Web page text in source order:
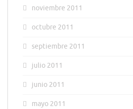
noviembre 2011
octubre 2011
septiembre 2011
julio 2011
junio 2011
mayo 2011